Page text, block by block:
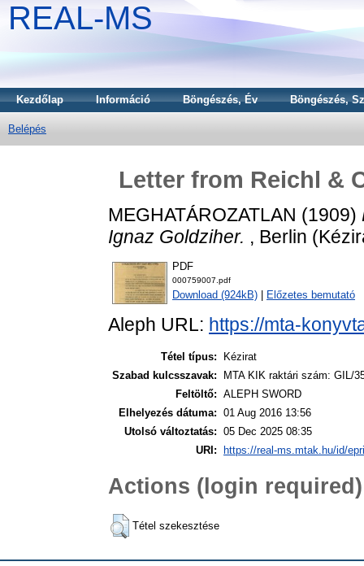
REAL-MS
Kezdőlap Információ Böngészés, Év Böngészés,
Belépés
Letter from Reichl &
MEGHATÁROZATLAN (1909)
Ignaz Goldziher. , Berlin
PDF
000759007.pdf
Download (924kB) Előzetes bemutató
Aleph URL: https://mta-
Tétel típus:
Kézirat
Szabad kulcsszavak:
MTA KIK raktári szám: GIL/
Feltöltő: ALEPH SWORD
Elhelyezés dátuma: 01 Aug 2016 13:56
Utolsó változtatás: 05 Dec 2025 08:35
URI:
https://real-ms.mtak.hu/id/
Actions (login required)
Tétel szekesztése